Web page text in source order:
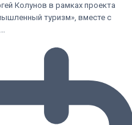
Колунов в рамках проекта
туризм», вместе с